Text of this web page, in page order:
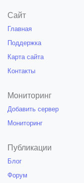
Сайт
Главная
Поддержка
Карта сайта
Контакты
Мониторинг
Добавить сервер
Мониторинг
Публикации
Блог
Форум